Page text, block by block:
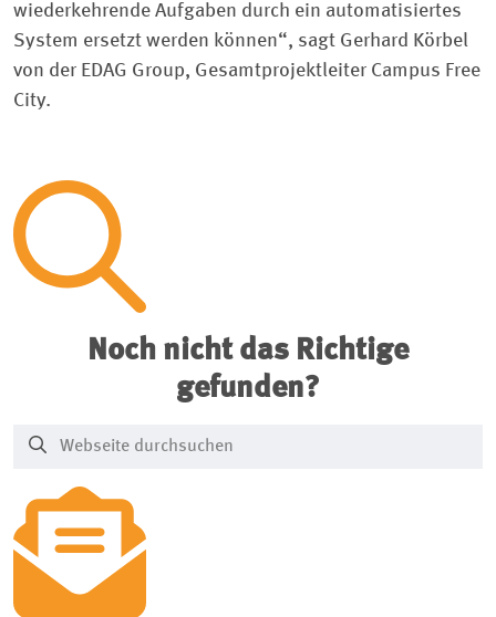
wiederkehrende Aufgaben durch ein automatisiertes
System ersetzt werden können“, sagt Gerhard Körbel
von der EDAG Group, Gesamtprojektleiter Campus Free
City.
Noch nicht das Richtige
gefunden?